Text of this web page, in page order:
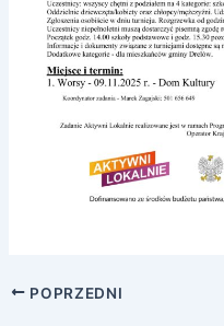
POPRZEDNI